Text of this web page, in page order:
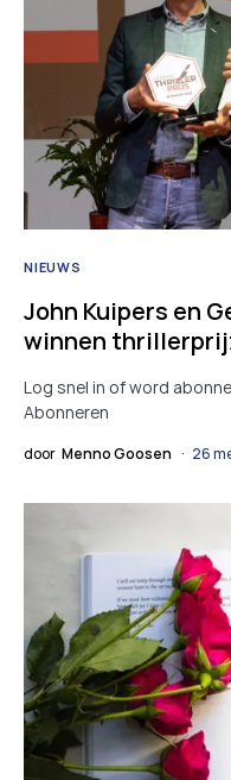
NIEUWS
John Kuipers en
winnen
Log snel in of word
Abonneren
door Menno Goosen 26